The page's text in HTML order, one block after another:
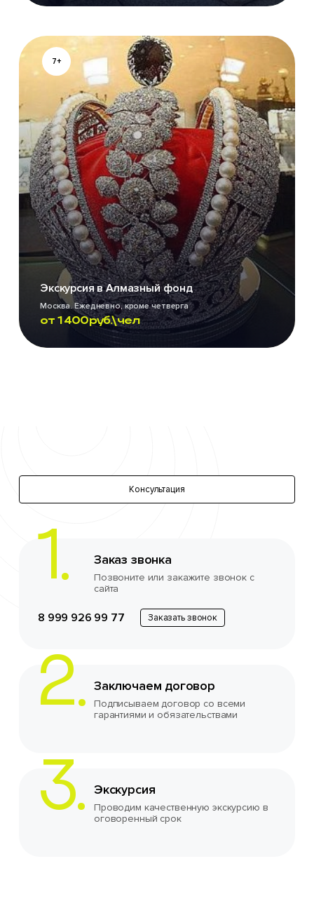
7+
Экскурсия в Алмазный фонд
Москва. Ежедневно, кроме четверга
от 1 400руб.\чел
Консультация
Заказ звонка
Позвоните или закажите звонок с
сайта
8 999 926 99 77 Заказать звонок
Заключаем договор
Подписываем договор со всеми
гарантиями и обязательствами
Экскурсия
Проводим качественную экскурсию в
оговоренный срок